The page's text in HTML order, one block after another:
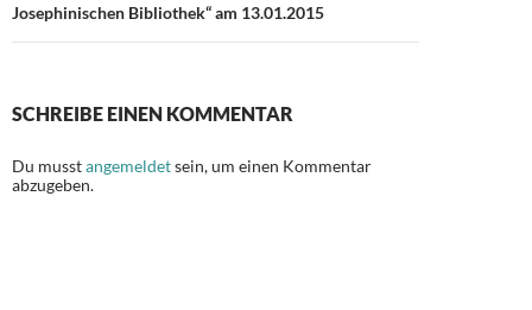
Josephinischen Bibliothek“ am 13.01.2015
SCHREIBE EINEN KOMMENTAR
Du musstangemeldetsein, um einen Kommentar
abzugeben.